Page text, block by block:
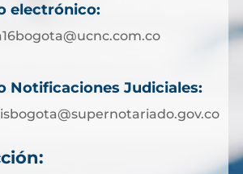
electrónico:
Notificaciones Judiciales: